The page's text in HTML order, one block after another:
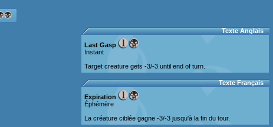
Texte Anglais
Last Gasp
Instant
Target creature gets -3/-3 until end of turn.
Texte Français
Expiration
Éphémère
La créature ciblée gagne -3/-3 jusqu'à la fin du tour.